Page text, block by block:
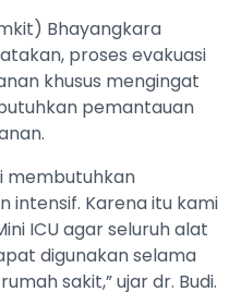
Bhayangkara
proses evakuasi
khusus mengingat
pemantauan
membutuhkan
intensif. Karena itu kami
ICU agar seluruh alat
digunakan selama
sakit,” ujar dr. Budi.